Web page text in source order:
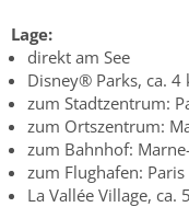
Lage:
direkt am See
Disney® Parks, ca. 4
zum Stadtzentrum:
zum Ortszentrum:
zum Bahnhof:
zum Flughafen:
La Vallée Village, ca.